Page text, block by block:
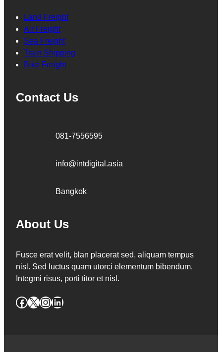
Land Freight
Air Freight
Sea Freight
Train Shipping
Bike Freight
Contact Us
081-7556595
info@intdigital.asia
Bangkok
About Us
Fusce erat velit, blan placerat sed, aliquam tempus
nisl. Sed luctus quam utorci elementum bibendum.
Integmi risus, porti titor et nisl.
Facebook X InstagramLinkedIn